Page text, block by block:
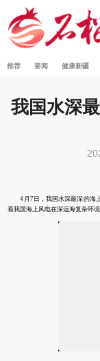
推荐 要闻 健康新疆
我国水深
4月7日，我国水深最深的海
着我国海上风电在深远海复杂环